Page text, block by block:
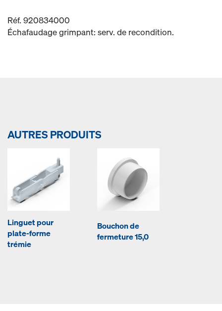
Réf. 920834000
Échafaudage grimpant: serv. de recondition.
AUTRES PRODUITS
Linguet pour
plate-forme
trémie
Bouchon de
fermeture 15,0